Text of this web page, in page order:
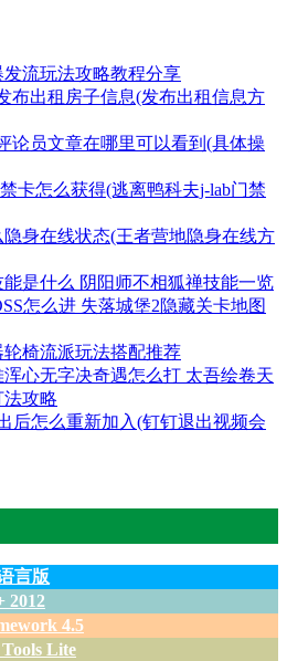
流玩法攻略教程分享
布出租房子信息(发布出租信息方
论员文章在哪里可以看到(具体操
卡怎么获得(逃离鸭科夫j-lab门禁
身在线状态(王者营地隐身在线方
是什么 阴阳师不相狐禅技能一览
怎么进 失落城堡2隐藏关卡地图
椅流派玩法搭配推荐
心无字决奇遇怎么打 太吾绘卷天
攻略
后怎么重新加入(钉钉退出视频会
言版
2012
4.5
Lite